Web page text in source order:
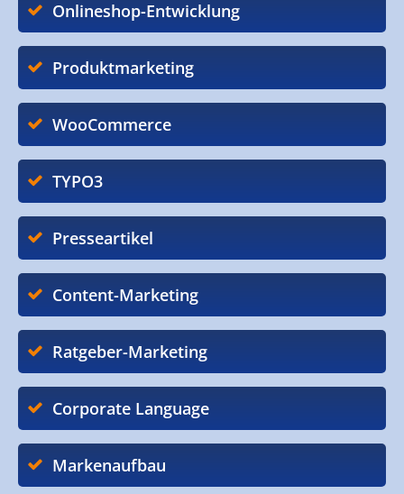
Onlineshop-Entwicklung
Produktmarketing
WooCommerce
TYPO3
Presseartikel
Content-Marketing
Ratgeber-Marketing
Corporate Language
Markenaufbau